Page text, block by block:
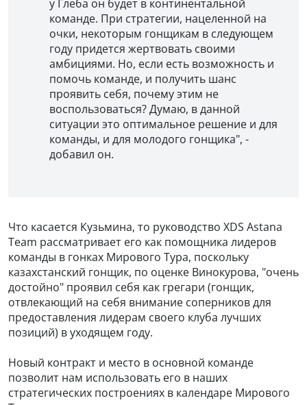
у Глеба он будет в континентальной
команде. При стратегии, нацеленной на
очки, некоторым гонщикам в следующем
году придется жертвовать своими
амбициями. Но, если есть возможность и
помочь команде, и получить шанс
проявить себя, почему этим не
воспользоваться? Думаю, в данной
ситуации это оптимальное решение и для
команды, и для молодого гонщика", -
добавил он.
Что касается Кузьмина, то руководство XDS Astana
Team рассматривает его как помощника лидеров
команды в гонках Мирового Тура, поскольку
казахстанский гонщик, по оценке Винокурова, "очень
достойно" проявил себя как грегари (гонщик,
отвлекающий на себя внимание соперников для
предоставления лидерам своего клуба лучших
позиций) в уходящем году.
Новый контракт и место в основной команде
позволит нам использовать его в наших
стратегических построениях в календаре Мирового